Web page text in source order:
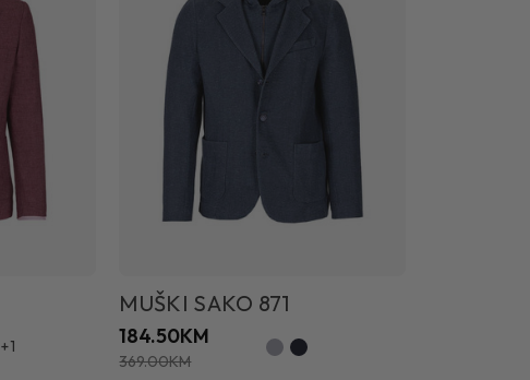
+1
MUŠKI SAKO 871
184.50KM
369.00KM